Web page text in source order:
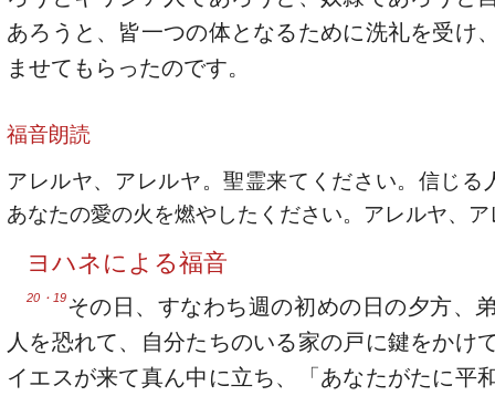
あろうと、皆一つの体となるために洗礼を受け
ませてもらったのです。
福音朗読
アレルヤ、アレルヤ。聖霊来てください。信じる
あなたの愛の火を燃やしたください。アレルヤ、
ヨハネによる福音
20・19その日、すなわち週の初めの日の夕方、
人を恐れて、自分たちのいる家の戸に鍵をかけ
イエスが来て真ん中に立ち、「あなたがたに平